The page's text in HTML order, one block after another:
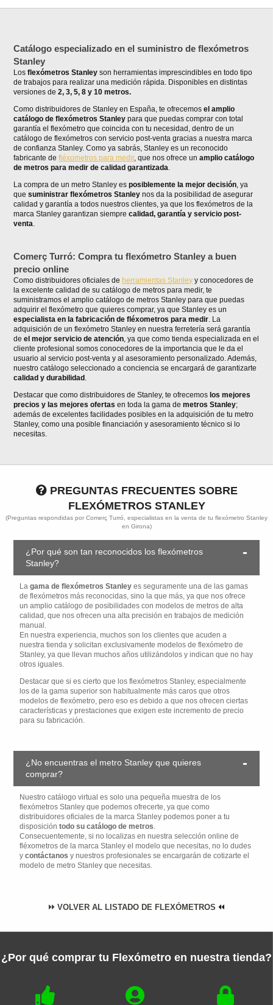
Catálogo especializado en el suministro de flexómetros
Stanley
Los flexómetros Stanley son herramientas imprescindibles en todo tipo
de trabajos para realizar una medición rápida. Disponibles en distintas
versiones de2, 3, 5, 8 y 10 metros.
Como distribuidores de Stanley en España, te ofrecemosel amplio
catálogo de flexómetros Stanley para que puedas comprar con total
garantía el flexómetro que coincida con tu necesidad, dentro de un
catálogo de flexómetros con servicio post-venta gracias a nuestra marca
de confianza Stanley. Como ya sabrás, Stanley es un reconocido
fabricante defléxometros para medir, que nos ofrece unamplio catálogo
de metros para medir de calidad garantizada.
La compra de un metro Stanley esposiblemente la mejor decisión, ya
quesuministrar flexómetros Stanley nos da la posibilidad de asegurar
calidad y garantía a todos nuestros clientes, ya que los flexómetros de la
marca Stanley garantizan siemprecalidad, garantía y servicio post-
venta.
Comerç Turró: Compra tu flexómetro Stanley a buen
precio online
Como distribuidores oficiales de herramientas Stanley y conocedores de
la excelente calidad de su catálogo de metros para medir, te
suministramos el amplio catálogo de metros Stanley para que puedas
adquirir el flexómetro que quieres comprar, ya que Stanley es un
especialista en la fabricación de fléxometros para medir. La
adquisición de un flexómetro Stanley en nuestra ferretería será garantía
deel mejor servicio de atención, ya que como tienda especializada en el
cliente profesional somos conocedores de la importancia que le da el
usuario al servicio post-venta y al asesoramiento personalizado. Además,
nuestro catálogo seleccionado a conciencia se encargará de garantizarte
calidad y durabilidad .
Destacar que como distribuidores de Stanley, te ofrecemos los mejores
precios y las mejores ofertas en toda la gama demetros Stanley;
además de excelentes facilidades posibles en la adquisición de tu metro
Stanley, como una posible financiación y asesoramiento técnico si lo
necesitas.
PREGUNTAS FRECUENTES SOBRE
FLEXÓMETROS STANLEY
(Preguntas respondidas por Comerç Turró, especialistas en la venta de tu flexómetro Stanley
en Girona)
¿Por qué son tan reconocidos los flexómetros
Stanley?
Lagama de flexómetros Stanley es seguramente una de las gamas
de flexómetros más reconocidas, sino la que más, ya que nos ofrece
un amplio catálogo de posibilidades con modelos de metros de alta
calidad, que nos ofrecen una alta precisión en trabajos de medición
manual.
En nuestra experiencia, muchos son los clientes que acuden a
nuestra tienda y solicitan exclusivamente modelos de flexómetro de
Stanley, ya que llevan muchos años utilizándolos y indican que no hay
otros iguales.
Destacar que si es cierto que los flexómetros Stanley, especialmente
los de la gama superior son habitualmente más caros que otros
modelos de flexómetro, pero eso es debido a que nos ofrecen ciertas
características y prestaciones que exigen este incremento de precio
para su fabricación.
¿No encuentras el metro Stanley que quieres
comprar?
Nuestro catálogo virtual es solo una pequeña muestra de los
flexómetros Stanley que podemos ofrecerte, ya que como
distribuidores oficiales de la marca Stanley podemos poner a tu
disposicióntodo su catálogo de metros.
Consecuentemente, si no localizas en nuestra selección online de
fléxometros de la marca Stanley el modelo que necesitas, no lo dudes
ycontáctanos y nuestros profesionales se encargarán de cotizarte el
modelo de metro Stanley que necesitas.
VOLVER AL LISTADO DE FLEXÓMETROS
¿Por qué comprar tu Flexómetro en nuestra tienda?